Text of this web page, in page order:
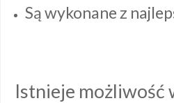
Są wykonane z
Istnieje możliwość